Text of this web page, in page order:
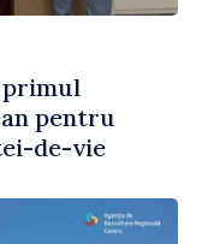
primul
pentru
de-vie